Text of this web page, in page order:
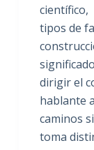
científico,
tipos de
dirigir el
hablante
caminos
toma